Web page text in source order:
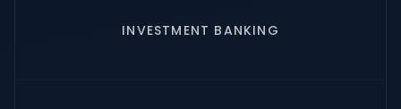
INVESTMENT BANKING